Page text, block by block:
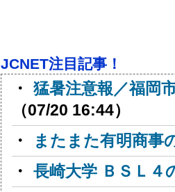
JCNET注目記事！
・ 猛暑注意報／福岡
（07/20 16:44）
・
またまた有明商事
・ 長崎大学 ＢＳＬ４